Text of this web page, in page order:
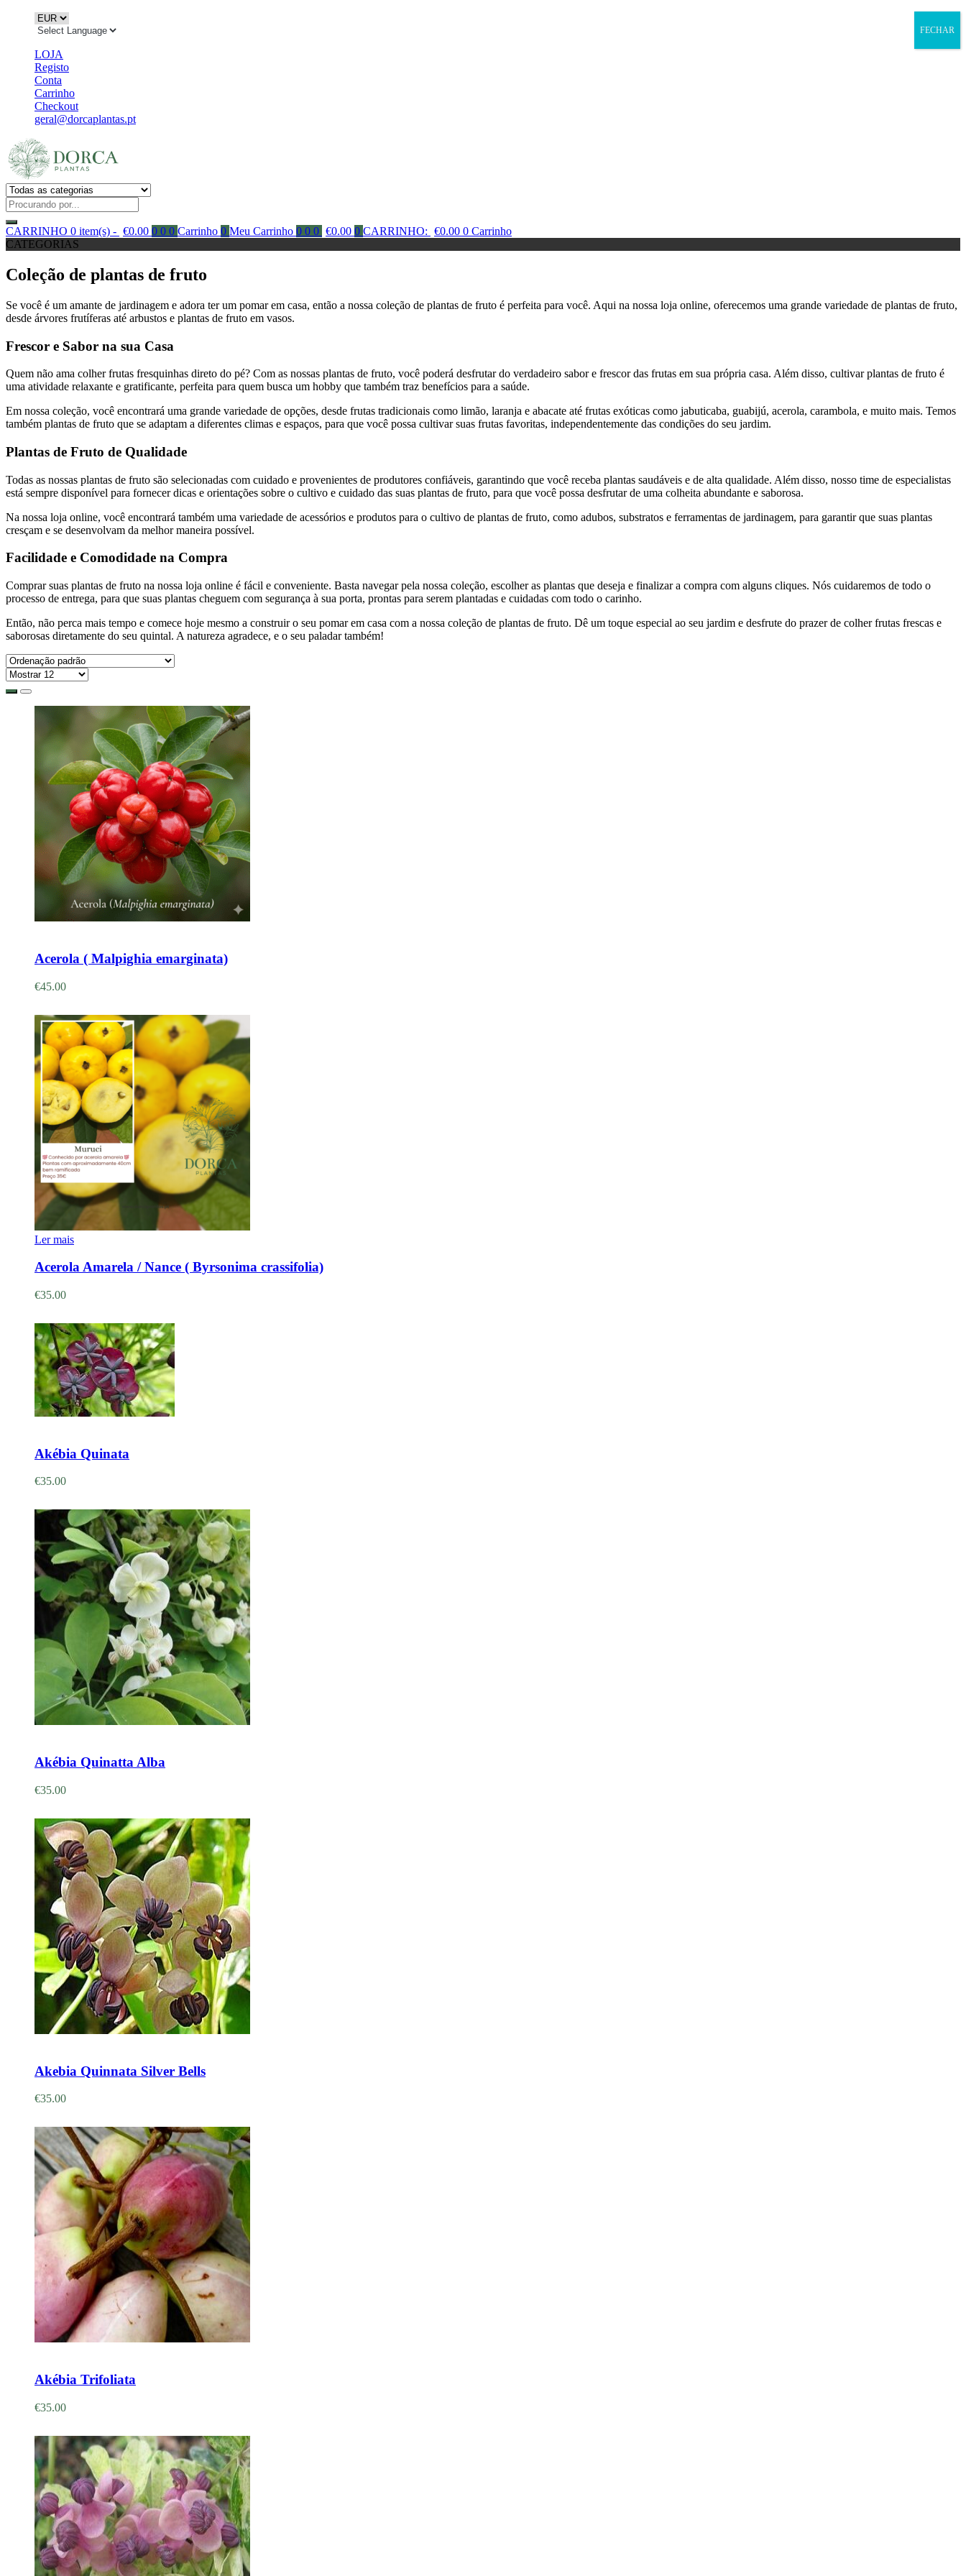
LOJA
Registo
Conta
Carrinho
Checkout
geral@dorcaplantas.pt
CARRINHO 0 item(s) - €0.00 0 0 0 Carrinho 0 Meu Carrinho 0 0 0 €0.00 0 CARRINHO: €0.00 0 Carrinho
CATEGORIAS
Coleção de plantas de fruto
Se você é um amante de jardinagem e adora ter um pomar em casa, então a nossa coleção de plantas de fruto é perfeita para você. Aqui na nossa loja online, oferecemos uma grande variedade de plantas de fruto,
desde árvores frutíferas até arbustos e plantas de fruto em vasos.
Frescor e Sabor na sua Casa
Quem não ama colher frutas fresquinhas direto do pé? Com as nossas plantas de fruto, você poderá desfrutar do verdadeiro sabor e frescor das frutas em sua própria casa. Além disso, cultivar plantas de fruto é
uma atividade relaxante e gratificante, perfeita para quem busca um hobby que também traz benefícios para a saúde.
Em nossa coleção, você encontrará uma grande variedade de opções, desde frutas tradicionais como limão, laranja e abacate até frutas exóticas como jabuticaba, guabijú, acerola, carambola, e muito mais. Temos
também plantas de fruto que se adaptam a diferentes climas e espaços, para que você possa cultivar suas frutas favoritas, independentemente das condições do seu jardim.
Plantas de Fruto de Qualidade
Todas as nossas plantas de fruto são selecionadas com cuidado e provenientes de produtores confiáveis, garantindo que você receba plantas saudáveis e de alta qualidade. Além disso, nosso time de especialistas
está sempre disponível para fornecer dicas e orientações sobre o cultivo e cuidado das suas plantas de fruto, para que você possa desfrutar de uma colheita abundante e saborosa.
Na nossa loja online, você encontrará também uma variedade de acessórios e produtos para o cultivo de plantas de fruto, como adubos, substratos e ferramentas de jardinagem, para garantir que suas plantas
cresçam e se desenvolvam da melhor maneira possível.
Facilidade e Comodidade na Compra
Comprar suas plantas de fruto na nossa loja online é fácil e conveniente. Basta navegar pela nossa coleção, escolher as plantas que deseja e finalizar a compra com alguns cliques. Nós cuidaremos de todo o
processo de entrega, para que suas plantas cheguem com segurança à sua porta, prontas para serem plantadas e cuidadas com todo o carinho.
Então, não perca mais tempo e comece hoje mesmo a construir o seu pomar em casa com a nossa coleção de plantas de fruto. Dê um toque especial ao seu jardim e desfrute do prazer de colher frutas frescas e
saborosas diretamente do seu quintal. A natureza agradece, e o seu paladar também!
Acerola ( Malpighia emarginata)
€45.00
Ler mais
Acerola Amarela / Nance ( Byrsonima crassifolia)
€35.00
Akébia Quinata
€35.00
Akébia Quinatta Alba
€35.00
Akebia Quinnata Silver Bells
€35.00
Akébia Trifoliata
€35.00
FECHAR